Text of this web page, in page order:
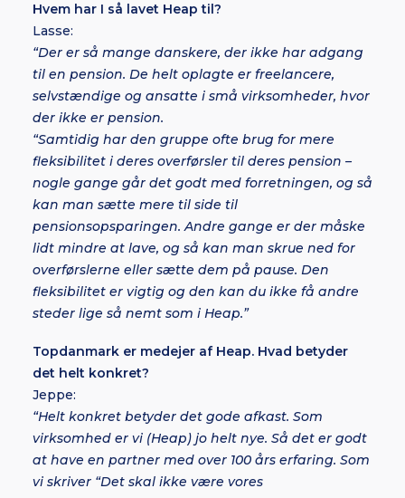
Hvem har I så lavet Heap til?
Lasse:
“Der er så mange danskere, der ikke har adgang
til en pension. De helt oplagte er freelancere,
selvstændige og ansatte i små virksomheder, hvor
der ikke er pension.
“Samtidig har den gruppe ofte brug for mere
fleksibilitet i deres overførsler til deres pension –
nogle gange går det godt med forretningen, og så
kan man sætte mere til side til
pensionsopsparingen. Andre gange er der måske
lidt mindre at lave, og så kan man skrue ned for
overførslerne eller sætte dem på pause. Den
fleksibilitet er vigtig og den kan du ikke få andre
steder lige så nemt som i Heap.”
Topdanmark er medejer af Heap. Hvad betyder
det helt konkret?
Jeppe:
“Helt konkret betyder det gode afkast. Som
virksomhed er vi (Heap) jo helt nye. Så det er godt
at have en partner med over 100 års erfaring. Som
vi skriver “Det skal ikke være vores